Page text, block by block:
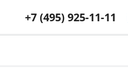
+7 (495) 925-11-11